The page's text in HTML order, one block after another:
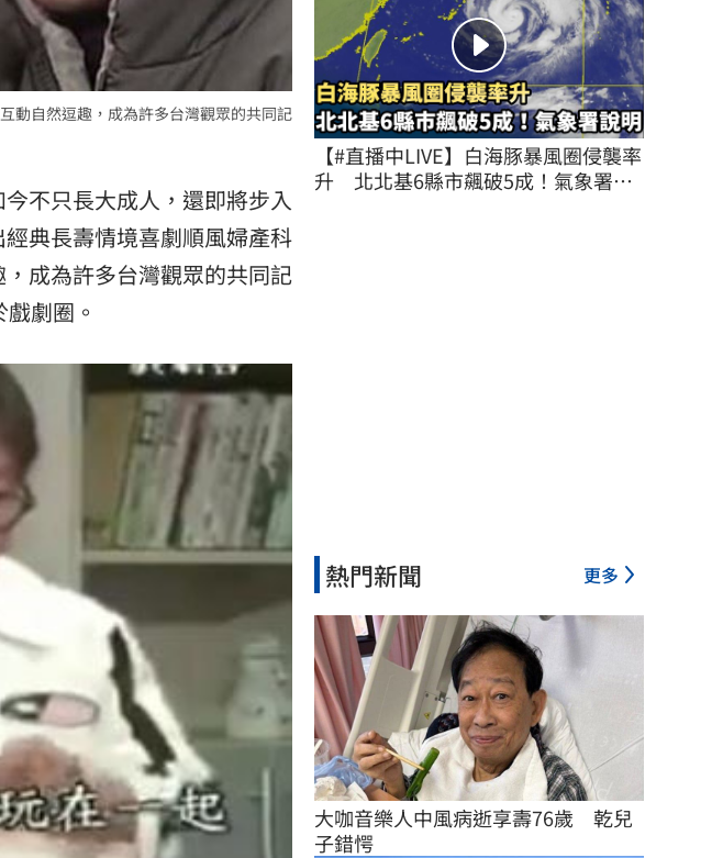
動自然逗趣，成為許多台灣觀眾的共同記
不只長大成人，還即將步入
典長壽情境喜劇順風婦產科
成為許多台灣觀眾的共同記
劇圈。
【#直播中LIVE】白海豚暴風圈侵襲率
升　北北基6縣市飆破5成！氣象署說
熱門新聞 更多
大咖音樂人中風病逝享壽76歲　乾兒
子錯愕